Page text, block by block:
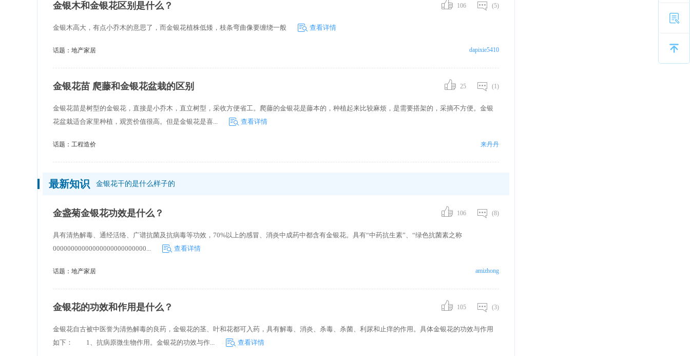
金银木和金银花区别是什么？ (5)
106
金银木高大，有点小乔木的意思了，而金银花植株低矮，枝条弯曲像要缠绕一般 查看详情
话题： 地产家居 dapixie5410
金银花苗 爬藤和金银花盆栽的区别 (1)
25
金银花苗是树型的金银花，直接是小乔木，直立树型，采收方便省工。爬藤的金银花是藤本的，种植起来比较麻烦，是需要搭架的，采摘不方便。金银
花盆栽适合家里种植，观赏价值很高。但是金银花是喜...
查看详情
话题： 工程造价 来丹丹
最新知识 金银花干的是什么样子的
金盏菊金银花功效是什么？ (8)
106
具有清热解毒、通经活络、广谱抗菌及抗病毒等功效，70%以上的感冒、消炎中成药中都含有金银花。具有“中药抗生素”、“绿色抗菌素之称
00000000000000000000000000...
查看详情
话题： 地产家居 amizhong
金银花的功效和作用是什么？ (3)
105
金银花自古被中医誉为清热解毒的良药，金银花的茎、叶和花都可入药，具有解毒、消炎、杀毒、杀菌、利尿和止痒的作用。具体金银花的功效与作用
如下： 1、抗病原微生物作用。金银花的功效与作...
查看详情